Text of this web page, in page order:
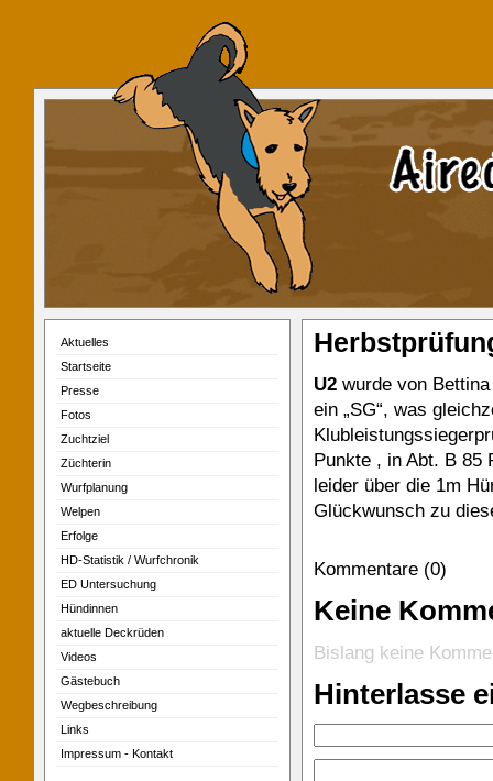
Aktuelles
Startseite
Presse
Fotos
Zuchtziel
Züchterin
Wurfplanung
Welpen
Erfolge
HD-Statistik / Wurfchronik
ED Untersuchung
Hündinnen
aktuelle Deckrüden
Videos
Gästebuch
Wegbeschreibung
Links
Impressum - Kontakt
U2 wurde von
ein „SG“, was
Punkte , in Abt. B 85
leider über die 1m
Glückwunsch zu
Kommentare (0)
Keine
Bislang keine
Hinterlasse